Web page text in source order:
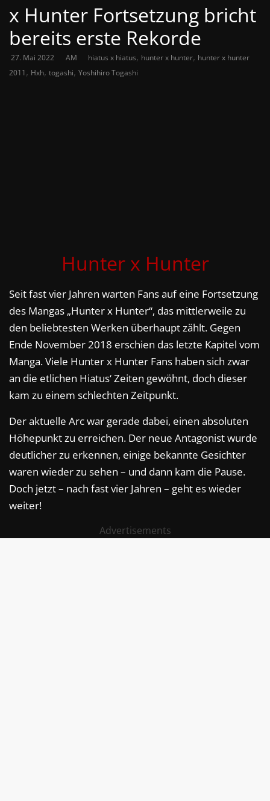
x Hunter Fortsetzung bricht
bereits erste Rekorde
27. Mai 2022 AM hiatus x hiatus, hunter x hunter, hunter x hunter
2011, Hxh, togashi, Yoshihiro Togashi
Hunter x Hunter
Seit fast vier Jahren warten Fans auf eine Fortsetzung
des Mangas „Hunter x Hunter“, das mittlerweile zu
den beliebtesten Werken überhaupt zählt. Gegen
Ende November 2018 erschien das letzte Kapitel vom
Manga. Viele Hunter x Hunter Fans haben sich zwar
an die etlichen Hiatus‘ Zeiten gewöhnt, doch dieser
kam zu einem schlechten Zeitpunkt.
Der aktuelle Arc war gerade dabei, einen absoluten
Höhepunkt zu erreichen. Der neue Antagonist wurde
deutlicher zu erkennen, einige bekannte Gesichter
waren wieder zu sehen – und dann kam die Pause.
Doch jetzt – nach fast vier Jahren – geht es wieder
weiter!
Advertisements